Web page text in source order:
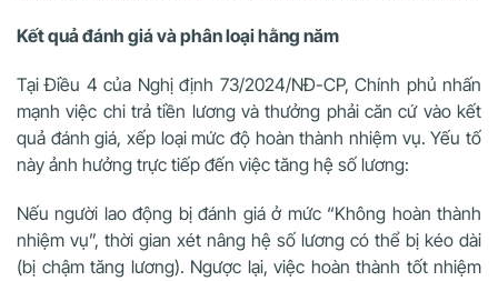
Kết quả đánh giá và phân loại hằng năm
Tại Điều 4 của Nghị định 73/2024/NĐ-CP, Chính phủ nhấn
mạnh việc chi trả tiền lương và thưởng phải căn cứ vào kết
quả đánh giá, xếp loại mức độ hoàn thành nhiệm vụ. Yếu tố
này ảnh hưởng trực tiếp đến việc tăng hệ số lương:
Nếu người lao động bị đánh giá ở mức “Không hoàn thành
nhiệm vụ”, thời gian xét nâng hệ số lương có thể bị kéo dài
(bị chậm tăng lương). Ngược lại, việc hoàn thành tốt nhiệm